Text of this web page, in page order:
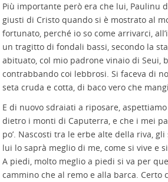
Più importante però era che lui, Paulinu
giusti di Cristo quando si è mostrato al
fortunato, perché io so come arrivarci,
un tragitto di fondali bassi, secondo la
abituato, col mio padrone vinaio di Seui,
contrabbando coi lebbrosi. Si faceva di
seta cruda e cotta, di baco vero che
E di nuovo sdraiati a riposare,
dietro i monti di Caputerra, e che i mei
po’. Nascosti tra le erbe alte della riva, gli
lui lo saprà meglio di me, come si vive e
A piedi, molto meglio a piedi si va per
cammino che al remo e alla barca. Certo